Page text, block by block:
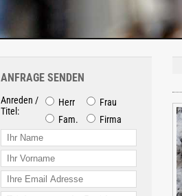
ANFRAGE SENDEN
Anreden /
Titel:
Herr
Frau
Fam.
Firma